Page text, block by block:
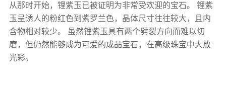
从那时开始，锂紫玉已被证明为非常受欢迎的宝石。 锂紫
玉呈诱人的粉红色到紫罗兰色，晶体尺寸往往较大，且内
含物相对较少。 虽然锂紫玉具有两个劈裂方向而难以切
磨，但仍然能够成为可爱的成品宝石，在高级珠宝中大放
光彩。